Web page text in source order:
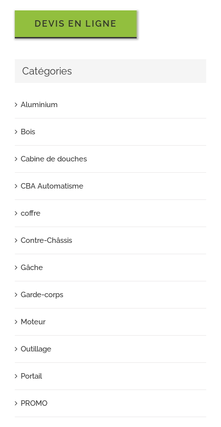
DEVIS EN LIGNE
Catégories
Aluminium
Bois
Cabine de douches
CBA Automatisme
coffre
Contre-Châssis
Gâche
Garde-corps
Moteur
Outillage
Portail
PROMO